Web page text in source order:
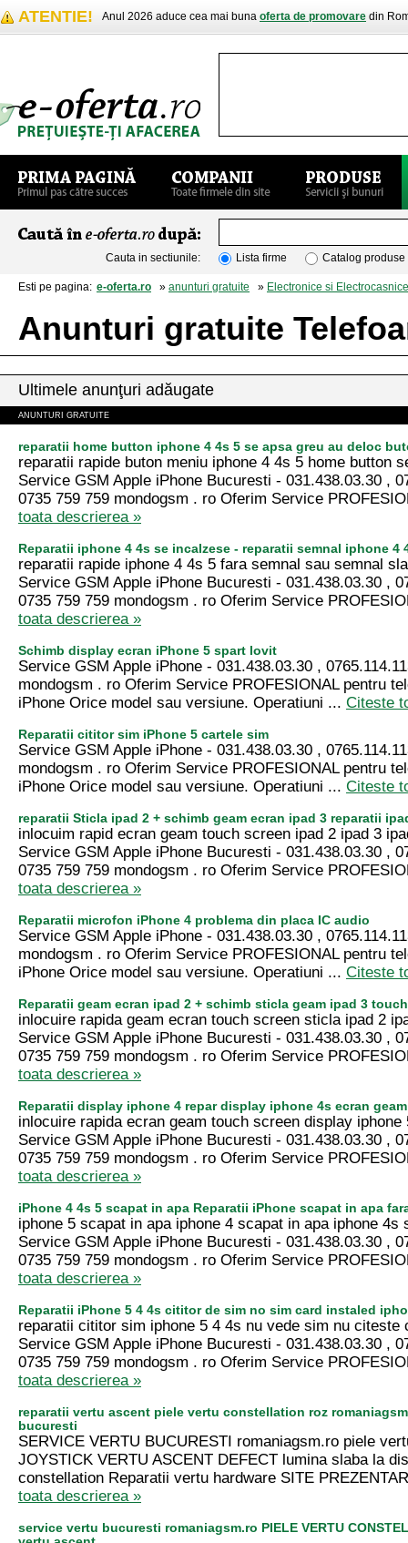
ATENTIE! Anul 2026 aduce cea mai buna oferta de promovare din
Cauta in sectiunile: Lista firme Catalog produse
Esti pe pagina: e-oferta.ro » anunturi gratuite » Electronice si Electrocasnice
Anunturi gratuite
Ultimele anunţuri adăugate
ANUNTURI GRATUITE
reparatii home button iphone 4 4s 5 se apsa greu au deloc
reparatii rapide buton meniu iphone 4 4s 5 home button
Service GSM Apple iPhone Bucuresti - 031.438.03.30 ,
0735 759 759 mondogsm . ro Oferim Service
toata descrierea »
Reparatii iphone 4 4s se incalzese - reparatii semnal iphone 4
reparatii rapide iphone 4 4s 5 fara semnal sau semnal
Service GSM Apple iPhone Bucuresti - 031.438.03.30 ,
0735 759 759 mondogsm . ro Oferim Service
toata descrierea »
Schimb display ecran iPhone 5 spart lovit
Service GSM Apple iPhone - 031.438.03.30 ,
mondogsm . ro Oferim Service PROFESIONAL pentru
iPhone Orice model sau versiune. Operatiuni ... Citeste
Reparatii cititor sim iPhone 5 cartele sim
Service GSM Apple iPhone - 031.438.03.30 ,
mondogsm . ro Oferim Service PROFESIONAL pentru
iPhone Orice model sau versiune. Operatiuni ... Citeste
reparatii Sticla ipad 2 + schimb geam ecran ipad 3 reparatii
inlocuim rapid ecran geam touch screen ipad 2 ipad 3
Service GSM Apple iPhone Bucuresti - 031.438.03.30 ,
0735 759 759 mondogsm . ro Oferim Service
toata descrierea »
Reparatii microfon iPhone 4 problema din placa IC audio
Service GSM Apple iPhone - 031.438.03.30 ,
mondogsm . ro Oferim Service PROFESIONAL pentru
iPhone Orice model sau versiune. Operatiuni ... Citeste
Reparatii geam ecran ipad 2 + schimb sticla geam ipad 3
inlocuire rapida geam ecran touch screen sticla ipad 2
Service GSM Apple iPhone Bucuresti - 031.438.03.30 ,
0735 759 759 mondogsm . ro Oferim Service
toata descrierea »
Reparatii display iphone 4 repar display iphone 4s ecran
inlocuire rapida ecran geam touch screen display iphone
Service GSM Apple iPhone Bucuresti - 031.438.03.30 ,
0735 759 759 mondogsm . ro Oferim Service
toata descrierea »
iPhone 4 4s 5 scapat in apa Reparatii iPhone scapat in apa
iphone 5 scapat in apa iphone 4 scapat in apa iphone 4s
Service GSM Apple iPhone Bucuresti - 031.438.03.30 ,
0735 759 759 mondogsm . ro Oferim Service
toata descrierea »
Reparatii iPhone 5 4 4s cititor de sim no sim card instaled
reparatii cititor sim iphone 5 4 4s nu vede sim nu citeste
Service GSM Apple iPhone Bucuresti - 031.438.03.30 ,
0735 759 759 mondogsm . ro Oferim Service
toata descrierea »
reparatii vertu ascent piele vertu constellation roz
bucuresti
SERVICE VERTU BUCURESTI romaniagsm.ro piele
JOYSTICK VERTU ASCENT DEFECT lumina slaba la
constellation Reparatii vertu hardware SITE
toata descrierea »
service vertu bucuresti romaniagsm.ro PIELE VERTU